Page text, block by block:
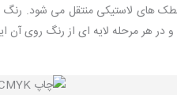
های لاستیکی منتقل می شود.
در هر مرحله لایه ای از رنگ روی